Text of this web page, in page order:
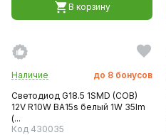
В корзину
Наличие до 8 бонусов
Светодиод G18.5 1SMD (COB)
12V R10W BA15s белый 1W 35lm
(...
Код 430035